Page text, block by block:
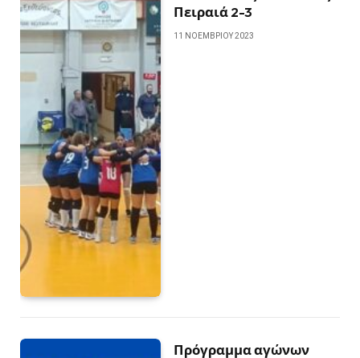
Πειραιά 2-3
11 ΝΟΕΜΒΡΊΟΥ 2023
Πρόγραμμα αγώνων